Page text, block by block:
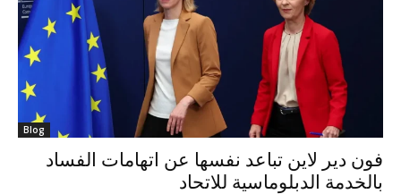
Blog
فون دير لاين تباعد نفسها عن اتهامات الفساد
بالخدمة الدبلوماسية للاتحاد